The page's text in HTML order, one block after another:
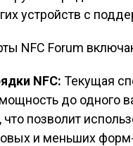
устройств с
NFC Forum
NFC: Текущая
до одного
позволит
и меньших